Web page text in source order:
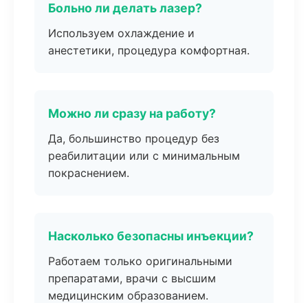
Больно ли делать лазер?
Используем охлаждение и
анестетики, процедура комфортная.
Можно ли сразу на работу?
Да, большинство процедур без
реабилитации или с минимальным
покраснением.
Насколько безопасны инъекции?
Работаем только оригинальными
препаратами, врачи с высшим
медицинским образованием.